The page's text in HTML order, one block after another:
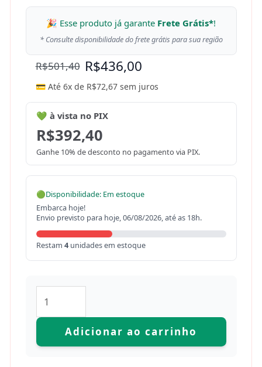
🎉 Esse produto já garante Frete Grátis*!
* Consulte disponibilidade do frete grátis para sua região
R$501,40 R$436,00
💳 Até 6x de R$72,67sem juros
💚 à vista no PIX
R$392,40
Ganhe 10% de desconto no pagamento via PIX.
🟢Disponibilidade: Em estoque
Embarca hoje!
Envio previsto para hoje, 06/08/2026, até as 18h.
Restam 4unidades em estoque
Adicionar ao carrinho